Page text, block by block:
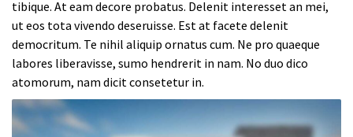
tibique. At eam decore probatus. Delenit interesset an mei,
ut eos tota vivendo deseruisse. Est at facete delenit
democritum. Te nihil aliquip ornatus cum. Ne pro quaeque
labores liberavisse, sumo hendrerit in nam. No duo dico
atomorum, nam dicit consetetur in.